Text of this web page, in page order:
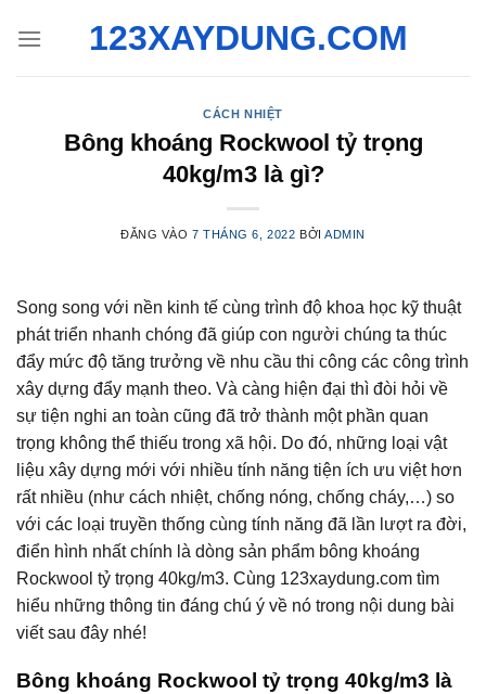
qua
123XAYDUNG.COM
CÁCH NHIỆT
Bông khoáng Rockwool tỷ trọng
40kg/m3 là gì?
ĐĂNG VÀO 7 THÁNG 6, 2022 BỞIADMIN
Song song với nền kinh tế cùng trình độ khoa học kỹ thuật
phát triển nhanh chóng đã giúp con người chúng ta thúc
đẩy mức độ tăng trưởng về nhu cầu thi công các công trình
xây dựng đẩy mạnh theo. Và càng hiện đại thì đòi hỏi về
sự tiện nghi an toàn cũng đã trở thành một phần quan
trọng không thể thiếu trong xã hội. Do đó, những loại vật
liệu xây dựng mới với nhiều tính năng tiện ích ưu việt hơn
rất nhiều (như cách nhiệt, chống nóng, chống cháy,…) so
với các loại truyền thống cùng tính năng đã lần lượt ra đời,
điển hình nhất chính là dòng sản phẩm bông khoáng
Rockwool tỷ trọng 40kg/m3. Cùng 123xaydung.com tìm
hiểu những thông tin đáng chú ý về nó trong nội dung bài
viết sau đây nhé!
Bông khoáng Rockwool tỷ trọng 40kg/m3 là